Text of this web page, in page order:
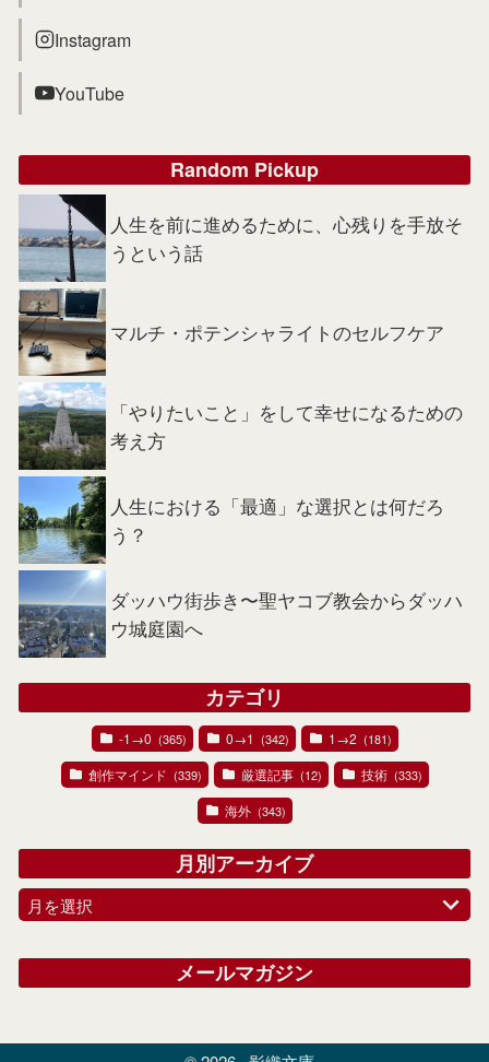
Instagram
YouTube
Random Pickup
人生を前に進めるために、心残りを手放そ
うという話
マルチ・ポテンシャライトのセルフケア
「やりたいこと」をして幸せになるための
考え方
人生における「最適」な選択とは何だろ
う？
ダッハウ街歩き〜聖ヤコブ教会からダッハ
ウ城庭園へ
カテゴリ
-1→0 (365) 0→1 (342) 1→2 (181)
創作マインド (339) 厳選記事 (12) 技術 (333)
海外 (343)
月別アーカイブ
月を選択
メールマガジン